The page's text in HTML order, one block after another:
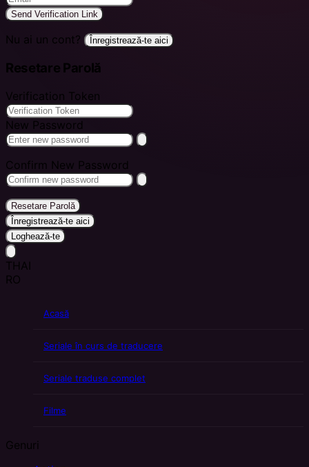
Send Verification Link
Nu ai un cont? Înregistrează-te aici
Resetare Parolă
Verification Token
New Password
Confirm New Password
Resetare Parolă
Înregistrează-te aici
Loghează-te
THAI
RO
Acasă
Seriale în curs de traducere
Seriale traduse complet
Filme
Genuri